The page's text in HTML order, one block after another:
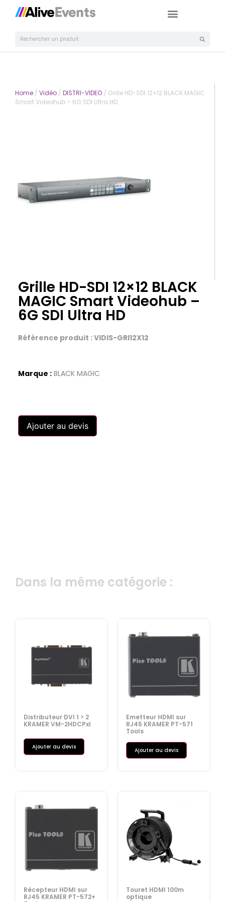
Home / Vidéo / DISTRI-VIDEO / Grille HD-SDI 12×12 BLACK MAGIC
Smart Videohub – 6G SDI Ultra HD
Grille HD-SDI 12×12 BLACK
MAGIC Smart Videohub –
6G SDI Ultra HD
Référence produit : VIDIS-GRI12X12
Marque : BLACK MAGIC
Ajouter au devis
Dans la même catégorie :
Distributeur DVI 1 > 2
KRAMER VM-2HDCPxl
Ajouter au devis
Emetteur HDMI sur
RJ45 KRAMER PT-571
Tools
Ajouter au devis
Récepteur HDMI sur
RJ45 KRAMER PT-572+
Touret HDMI 100m
optique